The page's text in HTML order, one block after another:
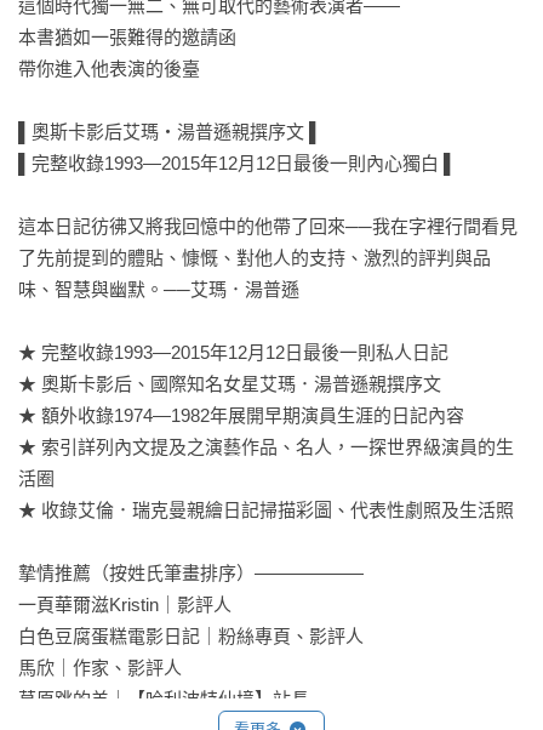
這個時代獨一無二、無可取代的藝術表演者——
本書猶如一張難得的邀請函
帶你進入他表演的後臺
▌奧斯卡影后艾瑪・湯普遜親撰序文 ▌
▌完整收錄1993—2015年12月12日最後一則內心獨白 ▌
這本日記彷彿又將我回憶中的他帶了回來──我在字裡行間看見
了先前提到的體貼、慷慨、對他人的支持、激烈的評判與品
味、智慧與幽默。──艾瑪．湯普遜
★ 完整收錄1993—2015年12月12日最後一則私人日記
★ 奧斯卡影后、國際知名女星艾瑪．湯普遜親撰序文
★ 額外收錄1974—1982年展開早期演員生涯的日記內容
★ 索引詳列內文提及之演藝作品、名人，一探世界級演員的生
活圈
★ 收錄艾倫．瑞克曼親繪日記掃描彩圖、代表性劇照及生活照
摯情推薦（按姓氏筆畫排序）——————
一頁華爾滋Kristin｜影評人
白色豆腐蛋糕電影日記｜粉絲專頁、影評人
馬欣｜作家、影評人
草原跳的羊｜【哈利波特仙境】站長